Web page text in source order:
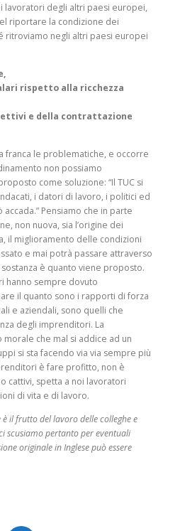
lavoratori degli altri paesi europei,
riportare la condizione dei
ritroviamo negli altri paesi europei
rispetto alla ricchezza
e della contrattazione
franca le problematiche, e occorre
non possiamo
come soluzione: “Il TUC si
i datori di lavoro, i politici ed
Pensiamo che in parte
non nuova, sia l’origine dei
il miglioramento delle condizioni
e mai potrà passare attraverso
è quanto viene proposto.
hanno sempre dovuto
il quanto sono i rapporti di forza
e aziendali, sono quelli che
degli imprenditori. La
che mal si addice ad un
si sta facendo via via sempre più
è fare profitto, non è
cattivi, spetta a noi lavoratori
di vita e di lavoro.
il frutto del lavoro delle colleghe e
scusiamo pertanto per eventuali
originale in Inglese può essere